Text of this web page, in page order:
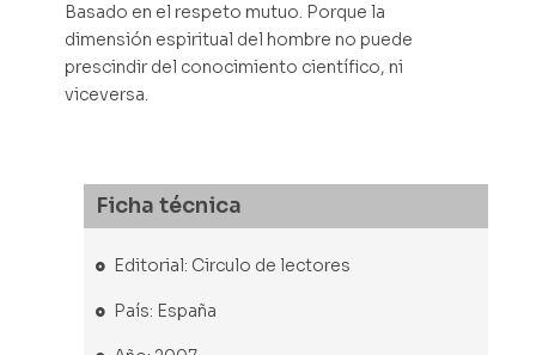
Basado en el respeto mutuo. Porque la
dimensión espiritual del hombre no puede
prescindir del conocimiento científico, ni
viceversa.
Ficha técnica
Editorial: Circulo de lectores
País: España